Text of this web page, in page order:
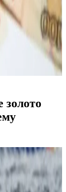
золото